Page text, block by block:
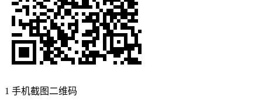
1 手机截图二维码